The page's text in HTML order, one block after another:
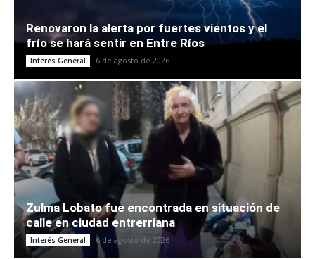
Renovaron la alerta por fuertes vientos y el
frío se hará sentir en Entre Ríos
Interés General 6 de agosto de 2026
Zulma Lobato fue encontrada en situación de
calle en ciudad entrerriana
Interés General 6 de agosto de 2026